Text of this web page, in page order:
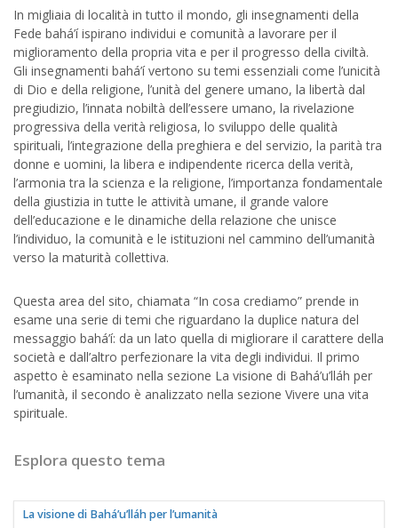
In migliaia di località in tutto il mondo, gli insegnamenti della
Fede bahá’í ispirano individui e comunità a lavorare per il
miglioramento della propria vita e per il progresso della civiltà.
Gli insegnamenti bahá’í vertono su temi essenziali come l’unicità
di Dio e della religione, l’unità del genere umano, la libertà dal
pregiudizio, l’innata nobiltà dell’essere umano, la rivelazione
progressiva della verità religiosa, lo sviluppo delle qualità
spirituali, l’integrazione della preghiera e del servizio, la parità tra
donne e uomini, la libera e indipendente ricerca della verità,
l’armonia tra la scienza e la religione, l’importanza fondamentale
della giustizia in tutte le attività umane, il grande valore
dell’educazione e le dinamiche della relazione che unisce
l’individuo, la comunità e le istituzioni nel cammino dell’umanità
verso la maturità collettiva.
Questa area del sito, chiamata “In cosa crediamo” prende in
esame una serie di temi che riguardano la duplice natura del
messaggio bahá’í: da un lato quella di migliorare il carattere della
società e dall’altro perfezionare la vita degli individui. Il primo
aspetto è esaminato nella sezione La visione di Bahá’u’lláh per
l’umanità, il secondo è analizzato nella sezione Vivere una vita
spirituale.
Esplora questo tema
La visione di Bahá’u’lláh per l’umanità